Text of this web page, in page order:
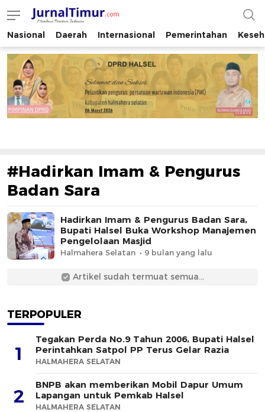
JurnalTimur.com
Membaca Peristiwa Indonesia
Nasional Daerah Internasional Pemerintahan
#Hadirkan Imam & Pengurus
Badan Sara
Hadirkan Imam & Pengurus Badan Sara,
Bupati Halsel Buka Workshop Manajemen
Pengelolaan Masjid
Halmahera Selatan 9 bulan yang lalu
Artikel sudah termuat semua...
TERPOPULER
1
Tegakan Perda No.9 Tahun 2006, Bupati Halsel
Perintahkan Satpol PP Terus Gelar Razia
HALMAHERA SELATAN
2
BNPB akan memberikan Mobil Dapur Umum
Lapangan untuk Pemkab Halsel
HALMAHERA SELATAN